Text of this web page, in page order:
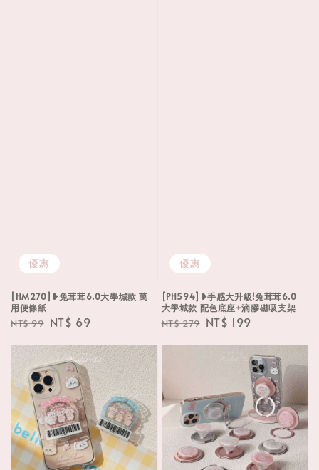
優惠
[HM270]❥兔茸茸6.0大學城款 萬
用便條紙
Regular
NT$ 99 Sale
NT$ 69
優惠
[PH594]❥手感大升級!兔茸茸6.0
大學城款 配色底座+滴膠磁吸支架
Regular
NT$ 279 Sale
NT$ 199